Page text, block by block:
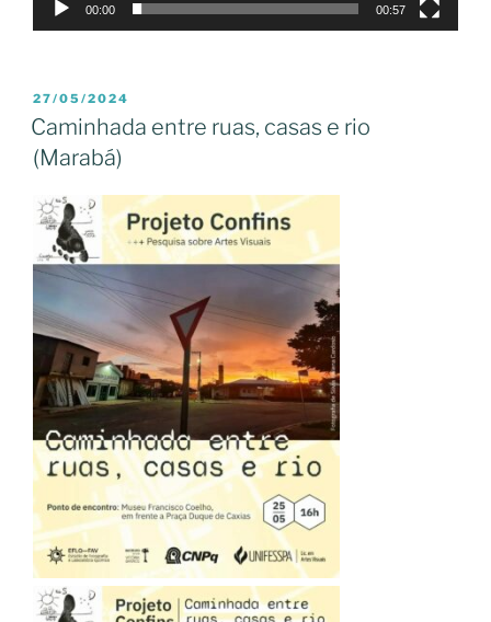
00:00 00:57
PUBLICADO
EM
27/05/2024
Caminhada entre ruas, casas e rio
(Marabá)